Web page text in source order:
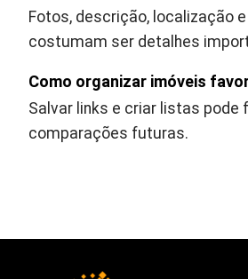
Fotos, descrição, localização
costumam ser detalhes
Como organizar imóveis
Salvar links e criar listas pode
comparações futuras.